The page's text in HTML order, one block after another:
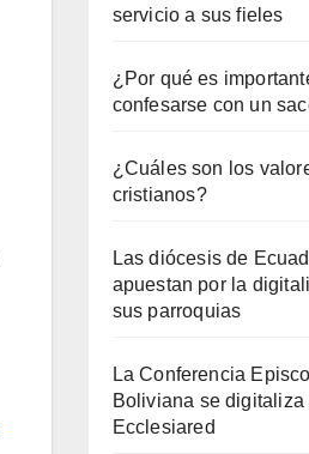
servicio a sus fieles
¿Por qué es
confesarse con un
¿Cuáles son los
cristianos?
Las diócesis de
apuestan por la
sus parroquias
La Conferencia
Boliviana se digitaliza
Ecclesiared